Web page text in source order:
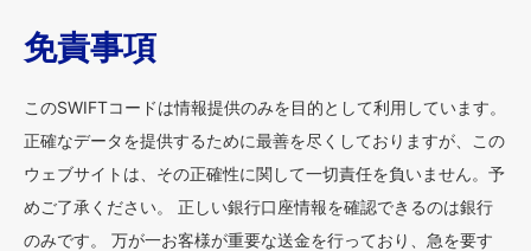
免責事項
このSWIFTコードは情報提供のみを目的として利用しています。
正確なデータを提供するために最善を尽くしておりますが、この
ウェブサイトは、その正確性に関して一切責任を負いません。予
めご了承ください。 正しい銀行口座情報を確認できるのは銀行
のみです。 万が一お客様が重要な送金を行っており、急を要す